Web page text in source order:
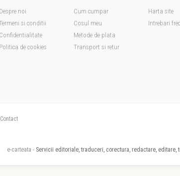
Despre noi
si conditii
Confidentialitate
Politica de cookies
Cum cumpar
Cosul meu
Metode de plata
Transport si retur
Harta site
Intrebari
Contact
e-carteata - Servicii editoriale, traduceri, corectura, redactare,